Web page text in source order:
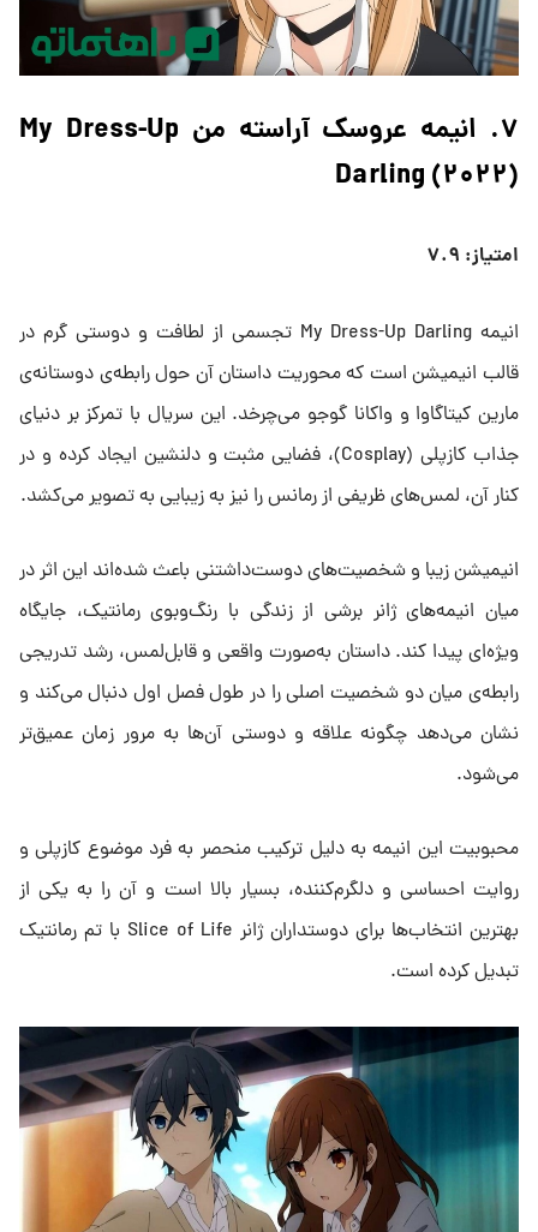
۷. انیمه عروسک آراسته من My Dress-Up
Darling (۲۰۲۲)
امتیاز: ۷.۹
انیمه My Dress-Up Darling تجسمی از لطافت و دوستی گرم در
قالب انیمیشن است که محوریت داستان آن حول رابطه‌ی دوستانه‌ی
مارین کیتاگاوا و واکانا گوجو می‌چرخد. این سریال با تمرکز بر دنیای
جذاب کازپلی (Cosplay)، فضایی مثبت و دلنشین ایجاد کرده و در
کنار آن، لمس‌های ظریفی از رمانس را نیز به زیبایی به تصویر می‌کشد.
انیمیشن زیبا و شخصیت‌های دوست‌داشتنی باعث شده‌اند این اثر در
میان انیمه‌های ژانر برشی از زندگی با رنگ‌و‌بوی رمانتیک، جایگاه
ویژه‌ای پیدا کند. داستان به‌صورت واقعی و قابل‌لمس، رشد تدریجی
رابطه‌ی میان دو شخصیت اصلی را در طول فصل اول دنبال می‌کند و
نشان می‌دهد چگونه علاقه و دوستی آن‌ها به مرور زمان عمیق‌تر
می‌شود.
محبوبیت این انیمه به دلیل ترکیب منحصر به فرد موضوع کازپلی و
روایت احساسی و دلگرم‌کننده، بسیار بالا است و آن را به یکی از
بهترین انتخاب‌ها برای دوستداران ژانر Slice of Life با تم رمانتیک
تبدیل کرده است.